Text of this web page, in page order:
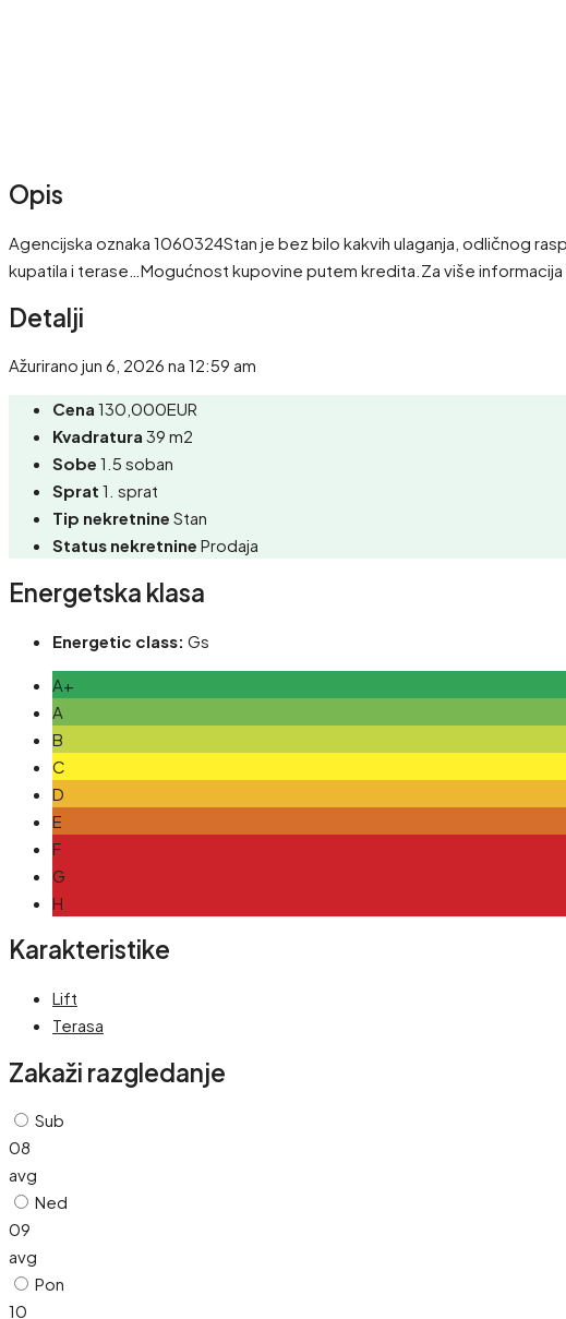
Opis
Agencijska oznaka 1060324Stan je bez bilo kakvih ulaganja, odličnog
kupatila i terase…Mogućnost kupovine putem kredita.Za više
Detalji
Ažurirano jun 6, 2026 na 12:59 am
Cena 130,000EUR
Kvadratura 39 m2
Sobe 1.5 soban
Sprat 1. sprat
Tip nekretnine Stan
Status nekretnine Prodaja
Energetska klasa
Energetic class: Gs
A+
A
B
C
D
E
F
G
H
Karakteristike
Lift
Terasa
Zakaži razgledanje
Sub
08
avg
Ned
09
avg
Pon
10